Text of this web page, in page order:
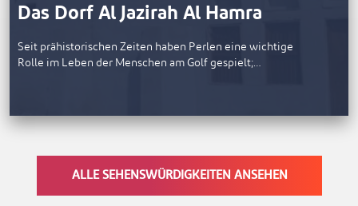
Das Dorf Al Jazirah Al Hamra
Seit prähistorischen Zeiten haben Perlen eine wichtige
Rolle im Leben der Menschen am Golf gespielt;…
ALLE SEHENSWÜRDIGKEITEN ANSEHEN